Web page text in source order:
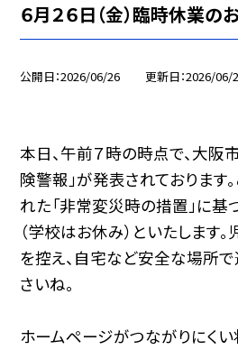
６月２６日（金）臨時休業の
公開日 2026/06/26 更新日 2026/06/
本日、午前７時の時点で、大阪
険警報」が発表されております
れた「非常変災時の措置」に基
（学校はお休み）といたします
を控え、自宅など安全な場所で
さいね。
ホームページがつながりにくい